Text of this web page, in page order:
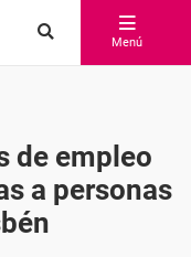
Menú
de empleo
a personas